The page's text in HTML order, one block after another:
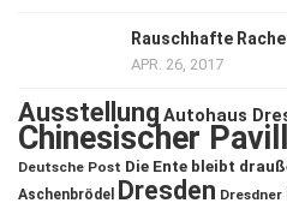
Rauschhafte
APR. 26, 2017
Ausstellung Autohaus
Chinesischer
Deutsche Post Die Ente bleibt
Aschenbrödel
Dresden